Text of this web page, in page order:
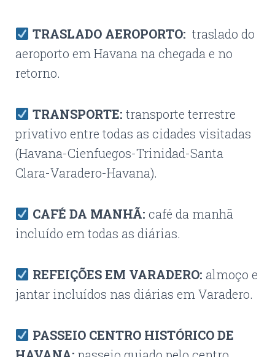
TRASLADO AEROPORTO: traslado do
aeroporto em Havana na chegada e no
retorno.
TRANSPORTE: transporte terrestre
privativo entre todas as cidades visitadas
(Havana-Cienfuegos-Trinidad-Santa
Clara-Varadero-Havana).
CAFÉ DA MANHÃ: café da manhã
incluído em todas as diárias.
REFEIÇÕES EM VARADERO: almoço e
jantar incluídos nas diárias em Varadero.
PASSEIO CENTRO HISTÓRICO DE